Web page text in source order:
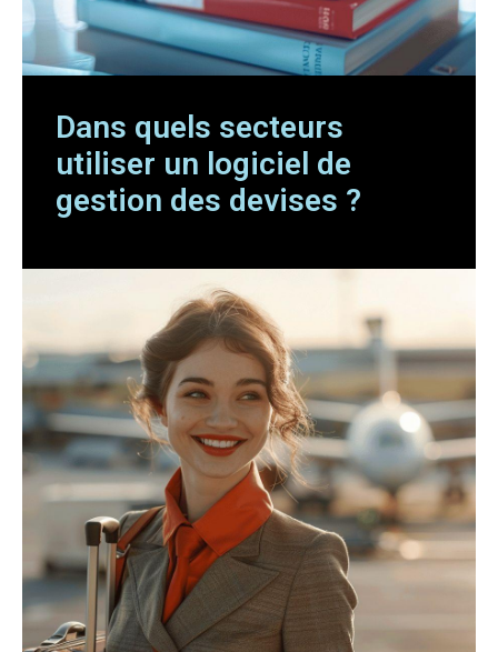
Dans quels secteurs
utiliser un logiciel de
gestion des devises ?